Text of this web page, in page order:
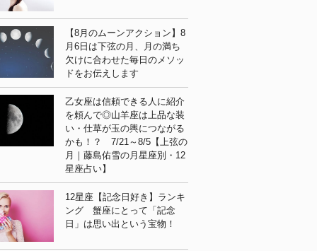
【8月のムーンアクション】8
月6日は下弦の月、月の満ち
欠けに合わせた毎日のメソッ
ドをお伝えします
乙女座は信頼できる人に紹介
を頼んで◎山羊座は上品な装
い・仕草が玉の輿につながる
かも！？ 7/21～8/5【上弦の
月｜藤島佑雪の月星座別・12
星座占い】
12星座【記念日好き】ランキ
ング 蟹座にとって「記念
日」は思い出という宝物！